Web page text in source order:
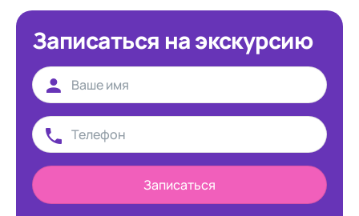
Записаться на экскурсию
Записаться